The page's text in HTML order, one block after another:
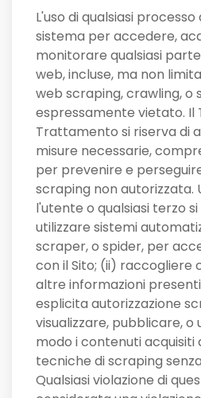
L'uso di qualsiasi
sistema per accedere,
monitorare qualsiasi
web, incluse, ma non
web scraping, crawling, o
espressamente vietato. Il
Trattamento si riserva di
misure necessarie,
per prevenire e
scraping non autorizzata.
l'utente o qualsiasi terzo
utilizzare sistemi
scraper, o spider, per
con il Sito; (ii) raccogliere
altre informazioni presenti
esplicita autorizzazione
visualizzare, pubblicare, o
modo i contenuti
tecniche di scraping
Qualsiasi violazione di